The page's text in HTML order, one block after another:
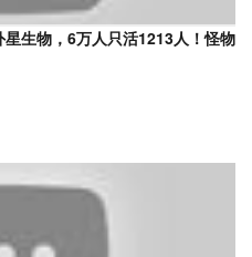
星生物，6万人只活1213人！怪物